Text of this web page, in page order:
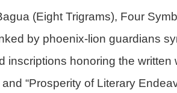
(Eight Trigrams), Four
by phoenix-lion guardians
honoring the written
“Prosperity of Literary